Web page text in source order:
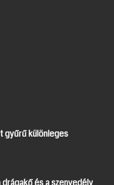
gyűrű különleges